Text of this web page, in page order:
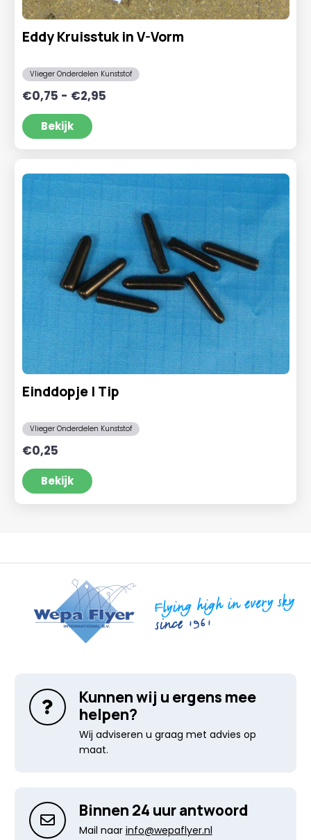
Eddy Kruisstuk in V-Vorm
Vlieger Onderdelen Kunststof
€0,75 - €2,95Prijsklasse:
Bekijk
Einddopje | Tip
Vlieger Onderdelen Kunststof
€0,25
Bekijk
Kunnen wij u ergens mee
helpen?
Wij adviseren u graag met advies op
maat.
Binnen 24 uur antwoord
Mail naar info@wepaflyer.nl